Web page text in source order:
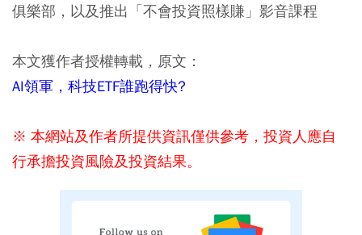
俱樂部，以及推出「不會投資照樣賺」影音課程
本文獲作者授權轉載，原文：
AI領軍，科技ETF誰跑得快?
※ 本網站及作者所提供資訊僅供參考，投資人應自
行承擔投資風險及投資結果。